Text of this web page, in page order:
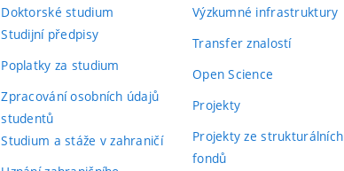
Doktorské studium
Studijní předpisy
Poplatky za studium
Zpracování osobních údajů
studentů
Studium a stáže v zahraničí
Výzkumné infrastruktury
Transfer znalostí
Open Science
Projekty
Projekty ze strukturálních
fondů